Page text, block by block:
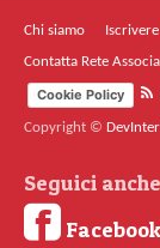
Chi siamo
Contatta Rete
Cookie Policy
Copyright ©
Seguici
Facebook